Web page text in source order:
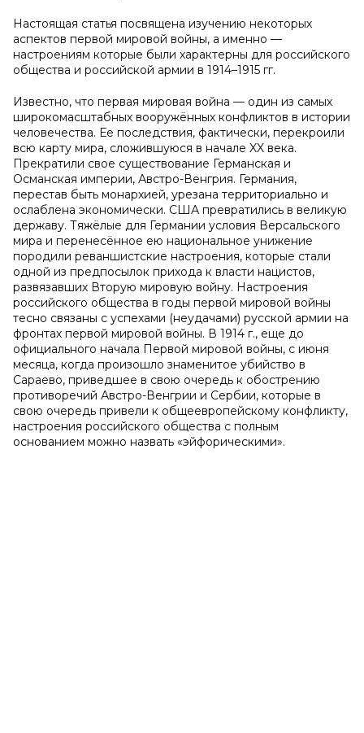
Настоящая статья посвящена изучению некоторых
аспектов первой мировой войны, а именно —
настроениям которые были характерны для российского
общества и российской армии в 1914–1915 гг.
Известно, что первая мировая война — один из самых
широкомасштабных вооружённых конфликтов в истории
человечества. Ее последствия, фактически, перекроили
всю карту мира, сложившуюся в начале XX века.
Прекратили свое существование Германская и
Османская империи, Австро-Венгрия. Германия,
перестав быть монархией, урезана территориально и
ослаблена экономически. США превратились в великую
державу. Тяжёлые для Германии условия Версальского
мира и перенесённое ею национальное унижение
породили реваншистские настроения, которые стали
одной из предпосылок прихода к власти нацистов,
развязавших Вторую мировую войну. Настроения
российского общества в годы первой мировой войны
тесно связаны с успехами (неудачами) русской армии на
фронтах первой мировой войны. В 1914 г., еще до
официального начала Первой мировой войны, с июня
месяца, когда произошло знаменитое убийство в
Сараево, приведшее в свою очередь к обострению
противоречий Австро-Венгрии и Сербии, которые в
свою очередь привели к общеевропейскому конфликту,
настроения российского общества с полным
основанием можно назвать «эйфорическими».